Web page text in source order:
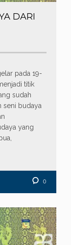
DARI
pada 19-
titik
sudah
seni budaya
yang
0